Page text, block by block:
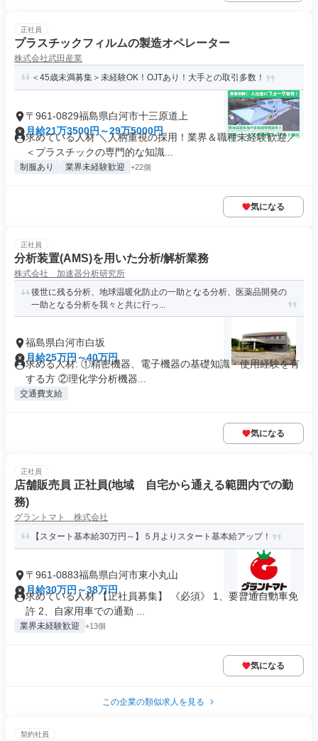
正社員
プラスチックフィルムの製造オペレーター
株式会社武田産業
＜45歳未満募集＞未経験OK！OJTあり！大手との取引多数！
〒961-0829福島県白河市十三原道上
月給21万3500円～29万5000円
求めている人材 ＼人柄重視の採用！業界＆職種未経験歓迎／
＜プラスチックの専門的な知識...
制服あり 業界未経験歓迎 +22個
気になる
正社員
分析装置(AMS)を用いた分析/解析業務
株式会社 加速器分析研究所
後世に残る分析、地球温暖化防止の一助となる分析、医薬品開発の
一助となる分析を我々と共に行っ...
福島県白河市白坂
月給25万円～40万円
求める人材: ①精密機器、電子機器の基礎知識・使用経験を有
する方 ②理化学分析機器...
交通費支給
気になる
正社員
店舗販売員 正社員(地域 自宅から通える範囲内での勤
務)
グラントマト 株式会社
【スタート基本給30万円～】５月よりスタート基本給アップ！
〒961-0883福島県白河市東小丸山
月給30万円～38万円
求めている人材 【正社員募集】 《必須》 1、要普通自動車免
許 2、自家用車での通勤 ...
業界未経験歓迎 +13個
気になる
この企業の類似求人を見る
契約社員